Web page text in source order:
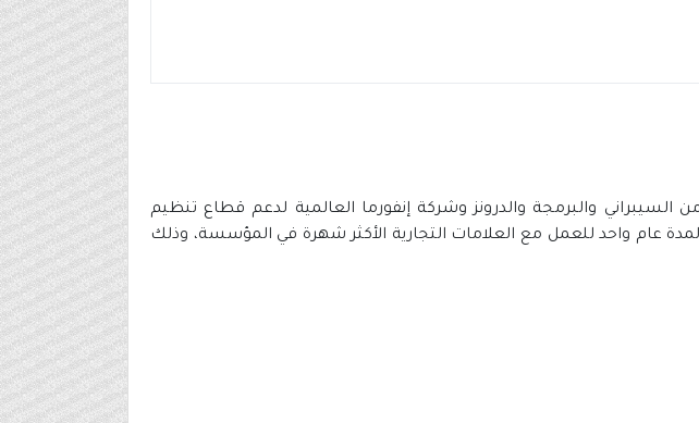
السيبراني والبرمجة والدرونز وشركة إنفورما العالمية لدعم قطاع تنظيم
عام واحد للعمل مع العلامات التجارية الأكثر شهرة في المؤسسة، وذلك